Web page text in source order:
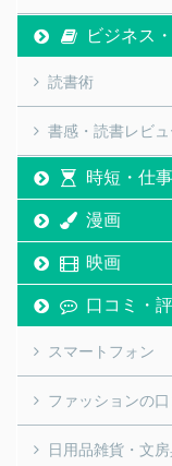
ビジネス
読書術
書感・読書レビュ
時短・仕
漫画
映画
口コミ・
スマートフォン
ファッションの口
日用品雑貨・文